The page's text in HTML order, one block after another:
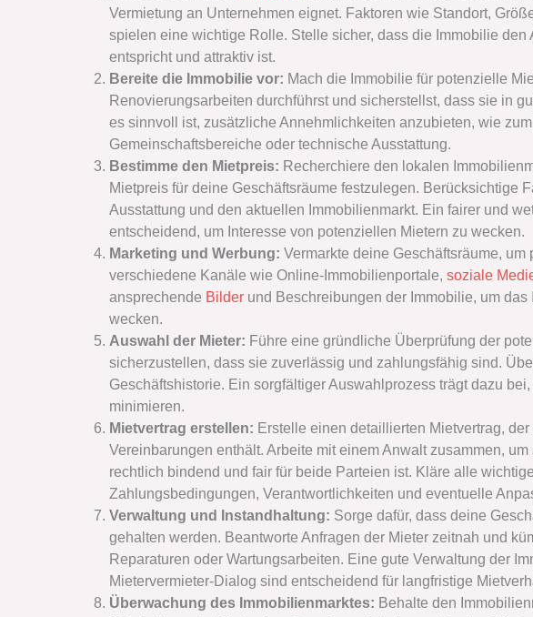
Vermietung an Unternehmen eignet. Faktoren wie Standort,
spielen eine wichtige Rolle. Stelle sicher, dass die Immobilie den
entspricht und attraktiv ist.
Bereite die Immobilie vor: Mach die Immobilie für potenzielle
Renovierungsarbeiten durchführst und sicherstellst, dass sie in
es sinnvoll ist, zusätzliche Annehmlichkeiten anzubieten, wie
Gemeinschaftsbereiche oder technische Ausstattung.
Bestimme den Mietpreis: Recherchiere den lokalen
Mietpreis für deine Geschäftsräume festzulegen. Berücksichtige
Ausstattung und den aktuellen Immobilienmarkt. Ein fairer und
entscheidend, um Interesse von potenziellen Mietern zu wecken.
Marketing und Werbung: Vermarkte deine Geschäftsräume,
verschiedene Kanäle wie Online-Immobilienportale, soziale
ansprechende Bilder und Beschreibungen der Immobilie, um
wecken.
Auswahl der Mieter: Führe eine gründliche Überprüfung der
sicherzustellen, dass sie zuverlässig und zahlungsfähig sind.
Geschäftshistorie. Ein sorgfältiger Auswahlprozess trägt dazu
minimieren.
Mietvertrag erstellen: Erstelle einen detaillierten Mietvertrag,
Vereinbarungen enthält. Arbeite mit einem Anwalt zusammen,
rechtlich bindend und fair für beide Parteien ist. Kläre alle
Zahlungsbedingungen, Verantwortlichkeiten und eventuelle
Verwaltung und Instandhaltung: Sorge dafür, dass deine
gehalten werden. Beantworte Anfragen der Mieter zeitnah und
Reparaturen oder Wartungsarbeiten. Eine gute Verwaltung der
Mietervermieter-Dialog sind entscheidend für langfristige
Überwachung des Immobilienmarktes: Behalte den